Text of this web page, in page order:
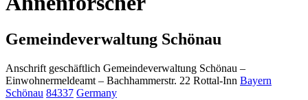
Gemeindeverwaltung Schönau
Anschrift geschäftlich Gemeindeverwaltung Schönau –
Einwohnermeldeamt – Bachhammerstr. 22 Rottal-Inn Bayern
Schönau 84337 Germany